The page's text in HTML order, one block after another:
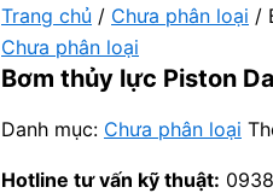
Trang chủ / Chưa phân loại /
Chưa phân loại
Bơm thủy lực Piston
Danh mục: Chưa phân loại
Hotline tư vấn kỹ thuật: